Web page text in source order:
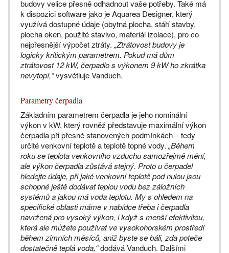
budovy velice přesně odhadnout vaše potřeby. Také má
k dispozici software jako je Aquarea Designer, který
využívá dostupné údaje (obytná plocha, stáří stavby,
plocha oken, použité stavivo, materiál izolace), pro co
nejpřesnější výpočet ztráty. „Ztrátovost budovy je
logicky kritickým parametrem. Pokud má dům
ztrátovost 12 kW, čerpadlo s výkonem 9 kW ho zkrátka
nevytopí,“vysvětluje Vanduch.
Parametry čerpadla
Základním parametrem čerpadla je jeho nominální
výkon v kW, který rovněž představuje maximální výkon
čerpadla při přesně stanovených podmínkách – tedy
určité venkovní teplotě a teplotě topné vody. „Během
roku se teplota venkovního vzduchu samozřejmě mění,
ale výkon čerpadla zůstává stejný. Proto u čerpadel
hledejte údaje, při jaké venkovní teplotě pod nulou jsou
schopné ještě dodávat teplou vodu bez záložních
systémů a jakou má voda teplotu. My s ohledem na
specifické oblasti máme v nabídce třeba i čerpadla
navržená pro vysoký výkon, i když s menší efektivitou,
která ale můžete používat ve vysokohorském prostředí
během zimních měsíců, aniž byste se báli, zda poteče
dostatečně teplá voda,“dodává Vanduch. Dalšími